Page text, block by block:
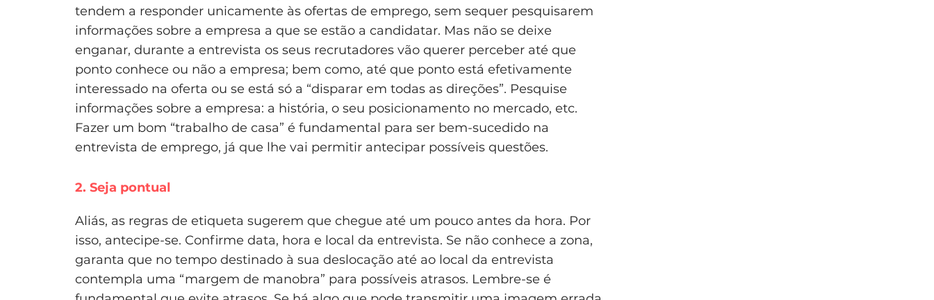
tendem a responder unicamente às ofertas de emprego, sem sequer pesquisarem
informações sobre a empresa a que se estão a candidatar. Mas não se deixe
enganar, durante a entrevista os seus recrutadores vão querer perceber até que
ponto conhece ou não a empresa; bem como, até que ponto está efetivamente
interessado na oferta ou se está só a “disparar em todas as direções”. Pesquise
informações sobre a empresa: a história, o seu posicionamento no mercado, etc.
Fazer um bom “trabalho de casa” é fundamental para ser bem-sucedido na
entrevista de emprego, já que lhe vai permitir antecipar possíveis questões.
2. Seja pontual
Aliás, as regras de etiqueta sugerem que chegue até um pouco antes da hora. Por
isso, antecipe-se. Confirme data, hora e local da entrevista. Se não conhece a zona,
garanta que no tempo destinado à sua deslocação até ao local da entrevista
contempla uma “margem de manobra” para possíveis atrasos. Lembre-se é